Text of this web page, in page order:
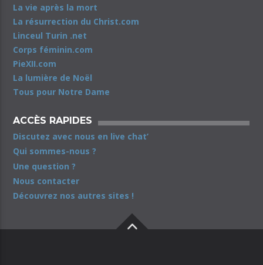
La vie après la mort
La résurrection du Christ.com
Linceul Turin .net
Corps féminin.com
PieXII.com
La lumière de Noël
Tous pour Notre Dame
ACCÈS RAPIDES
Discutez avec nous en live chat’
Qui sommes-nous ?
Une question ?
Nous contacter
Découvrez nos autres sites !